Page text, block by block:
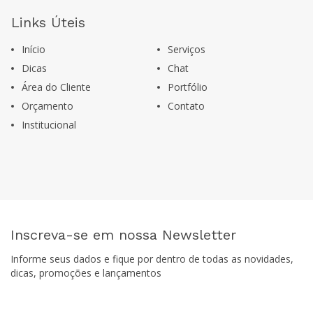
Links Úteis
Início
Serviços
Dicas
Chat
Área do Cliente
Portfólio
Orçamento
Contato
Institucional
Inscreva-se em nossa Newsletter
Informe seus dados e fique por dentro de todas as novidades,
dicas, promoções e lançamentos